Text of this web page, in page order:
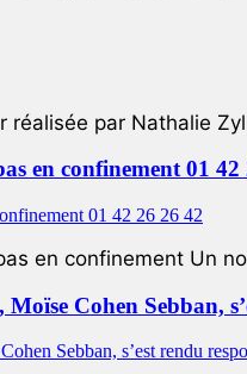
réalisée par Nathalie
en confinement 01 42
en confinement Un
Cohen Sebban,